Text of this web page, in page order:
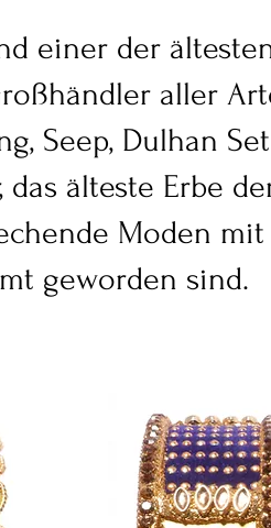
einer der
aller
Seep, Dulhan
das älteste Erbe
Moden
geworden sind.